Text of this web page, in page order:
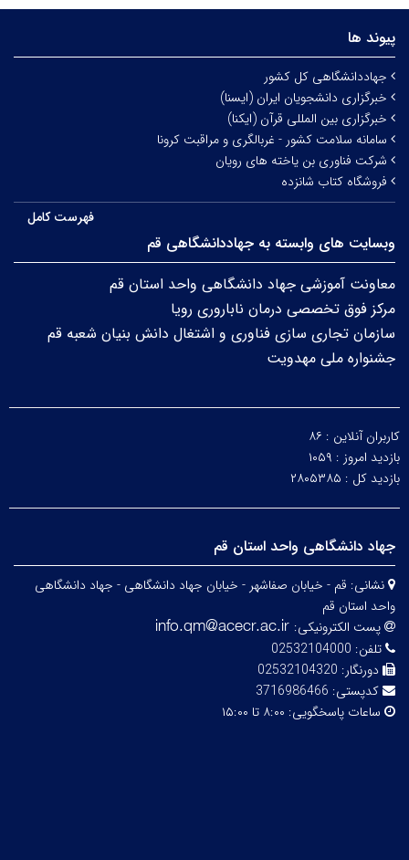
پیوند ها
جهاددانشگاهی کل کشور
خبرگزاری دانشجویان ایران (ایسنا)
خبرگزاری بین المللی قرآن (ایکنا)
سامانه سلامت کشور - غربالگری و مراقبت کرونا
شرکت فناوری بن یاخته های رویان
فروشگاه کتاب شانزده
فهرست کامل
وبسایت های وابسته به جهاددانشگاهی قم
معاونت آموزشی جهاد دانشگاهی واحد استان قم
مرکز فوق تخصصی درمان ناباروری رویا
سازمان تجاری سازی فناوری و اشتغال دانش بنیان شعبه قم
جشنواره ملی مهدویت
کاربران آنلاین : ۸۶
بازدید امروز : ۱۰۵۹
بازدید کل : ۲۸۰۵۳۸۵
جهاد دانشگاهی واحد استان قم
نشانی: قم - خیابان صفاشهر - خیابان جهاد دانشگاهی - جهاد دانشگاهی
واحد استان قم
پست الکترونیکی:
تلفن: 02532104000
دورنگار: 02532104320
کدپستی: 3716986466
ساعات پاسخگویی: ۸:۰۰ تا ۱۵:۰۰